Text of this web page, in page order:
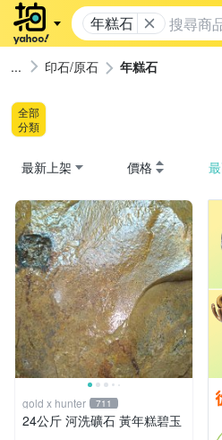
年糕石
印石/原石 年糕石
全部
分類
最新上架 價格
gold x hunter 711
24公斤 河洗礦石 黃年糕碧玉